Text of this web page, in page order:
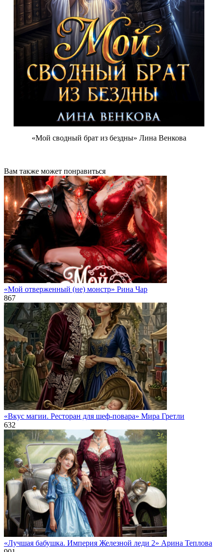
«Мой сводный брат из бездны» Лина Венкова
Вам также может понравиться
«Мой отверженный (не) монстр» Рина Чар
867
«Вкус магии. Ресторан для шеф-повара» Мира Гретли
632
«Лучшая бабушка. Империя Железной леди 2» Арина Теплова